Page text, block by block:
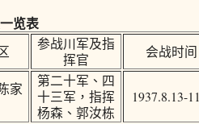
览表
参战川军及指
挥官
会战时间
家
第二十军、四
十三军，指挥
杨森、郭汝栋
1937.8.13-